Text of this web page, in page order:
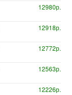
12980р.
12918р.
12772р.
12563р.
12226р.